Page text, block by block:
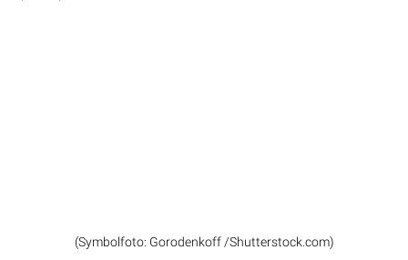
(Symbolfoto: Gorodenkoff /Shutterstock.com)